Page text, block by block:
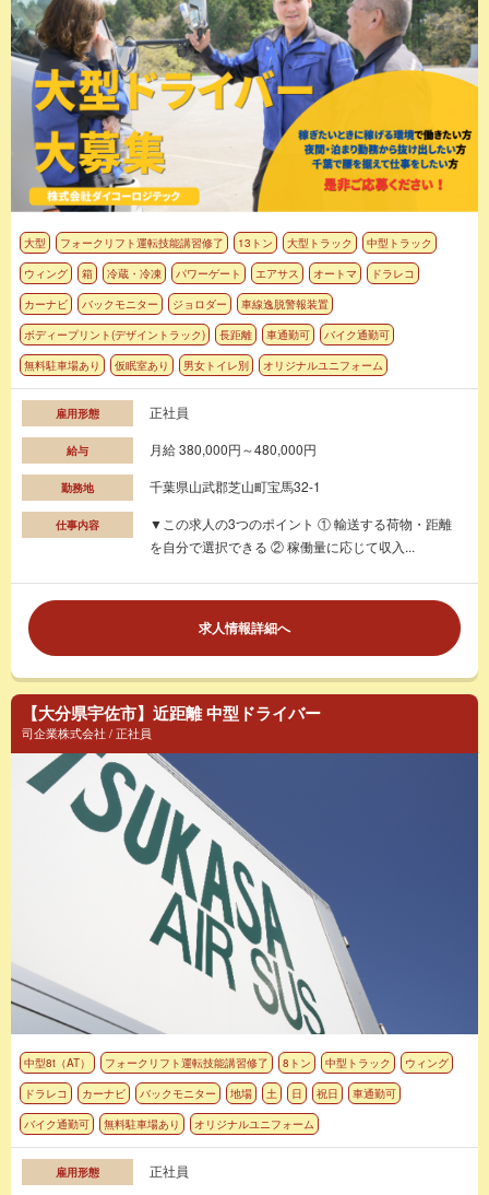
大型 フォークリフト運転技能講習修了 13トン 大型トラック
中型トラック
ウィング
箱 冷蔵・冷凍 パワーゲート エアサス オートマ
ドラレコ
カーナビ
バックモニター ジョロダー
車線逸脱警報装置
ボディープリント(デザイントラック)
長距離 車通勤可
バイク通勤可
無料駐車場あり
仮眠室あり 男女トイレ別 オリジナルユニフォーム
雇用形態 正社員
給与 月給 380,000円～480,000円
勤務地 千葉県山武郡芝山町宝馬32-1
仕事内容
▼この求人の3つのポイント ① 輸送する荷物・距離
を自分で選択できる ② 稼働量に応じて収入...
求人情報詳細へ
【大分県宇佐市】近距離 中型ドライバー
司企業株式会社 / 正社員
中型8t（AT） フォークリフト運転技能講習修了 8トン 中型トラック
ウィング
ドラレコ
カーナビ バックモニター 地場 土 日 祝日
車通勤可
バイク通勤可
無料駐車場あり オリジナルユニフォーム
雇用形態 正社員